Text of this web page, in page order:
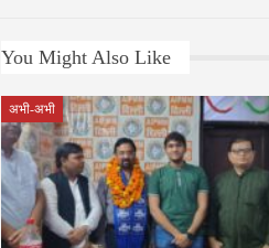
You Might Also Like
अभी-अभी